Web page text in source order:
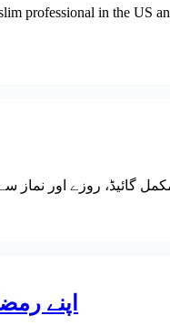
professional in the US
اپنے رمضان 2026 کو زندہ کریں:تلے کھانوں سے ہٹ کر